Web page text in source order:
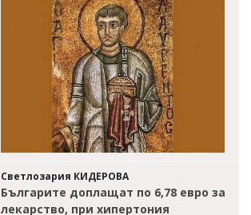
Светлозария КИДЕРОВА
Българите доплащат по 6,78 евро за
лекарство, при хипертония